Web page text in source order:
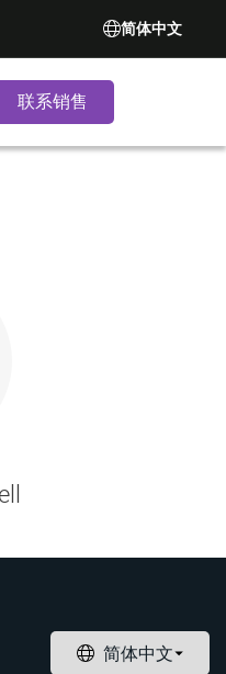
简体中文
Synopsys.com
联系销售